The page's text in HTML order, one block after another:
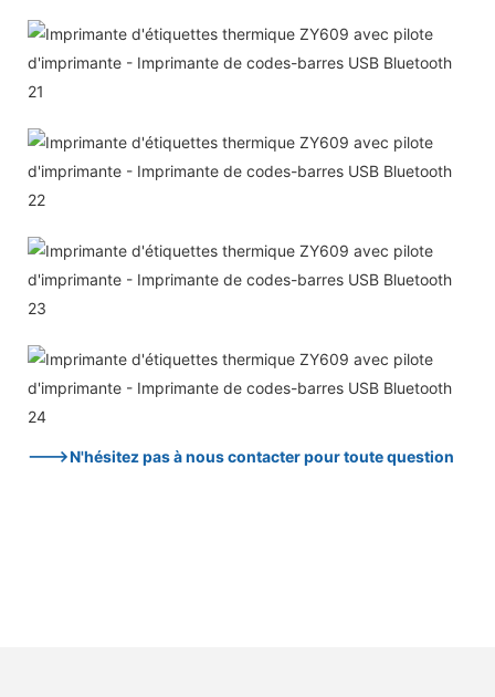
--->N'hésitez pas à nous contacter pour toute question